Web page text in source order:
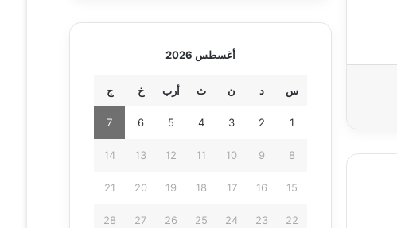
أغسطس 2026
س د ن ث أرب خ ج
1
2
3
4
5
6
7
8
9
10
11
12
13
14
15
16
17
18
19
20
21
22
23
24
25
26
27
28